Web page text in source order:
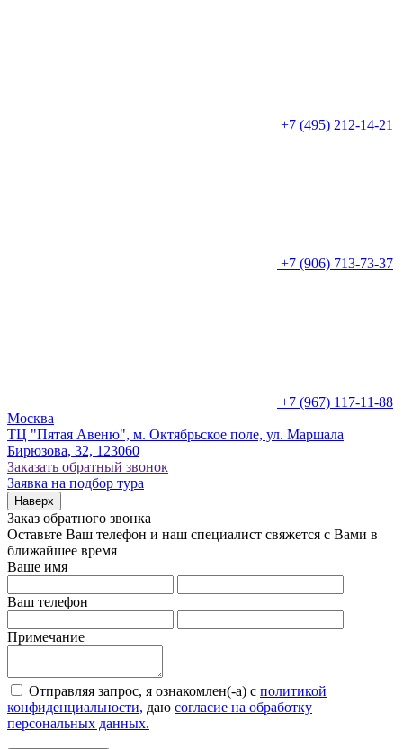
+7 (495) 212-14-21
+7 (906) 713-73-37
+7 (967) 117-11-88
Москва
ТЦ "Пятая Авеню", м. Октябрьское поле, ул. Маршала
Бирюзова, 32, 123060
Заказать обратный звонок
Заявка на подбор тура
Наверх
Заказ обратного звонка
Оставьте Ваш телефон и наш специалист свяжется с Вами в
ближайшее время
Ваше имя
Ваш телефон
Примечание
Отправляя запрос, я ознакомлен(-а) с политикой
конфиденциальности, даю согласие на обработку
персональных данных.